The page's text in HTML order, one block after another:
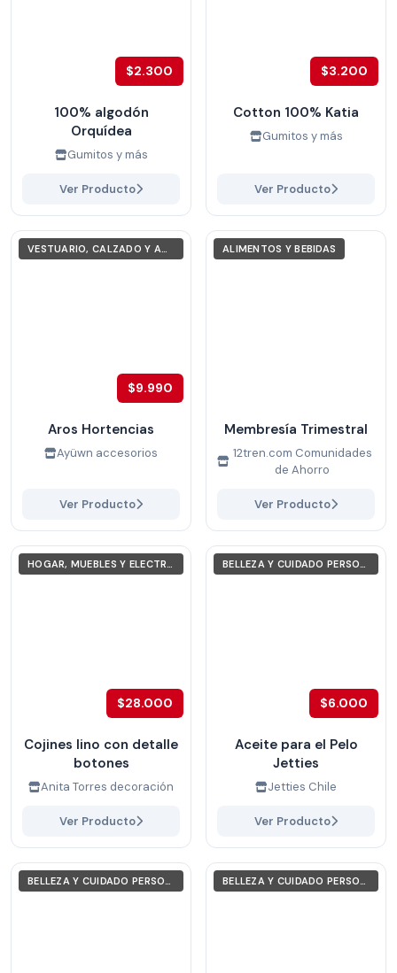
$2.300
100% algodón
Orquídea
Gumitos y más
Ver Producto
$3.200
Cotton 100% Katia
Gumitos y más
Ver Producto
VESTUARIO, CALZADO Y ACCESORIOS
$9.990
Aros Hortencias
Ayüwn accesorios
Ver Producto
ALIMENTOS Y BEBIDAS
Membresía Trimestral
12tren.com Comunidades
de Ahorro
Ver Producto
HOGAR, MUEBLES Y ELECTRODOMÉSTICOS
$28.000
Cojines lino con detalle
botones
Anita Torres decoración
Ver Producto
BELLEZA Y CUIDADO PERSONAL
$6.000
Aceite para el Pelo
Jetties
Jetties Chile
Ver Producto
BELLEZA Y CUIDADO PERSONAL BELLEZA Y CUIDADO PERSONAL